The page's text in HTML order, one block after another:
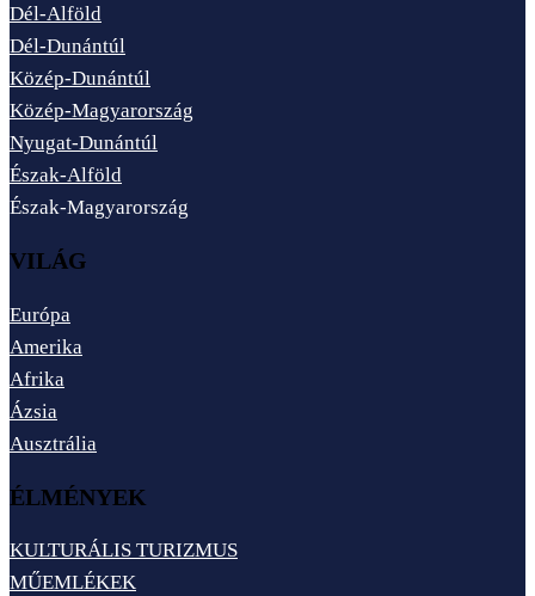
Dél-Alföld
Dél-Dunántúl
Közép-Dunántúl
Közép-Magyarország
Nyugat-Dunántúl
Észak-Alföld
Észak-Magyarország
VILÁG
Európa
Amerika
Afrika
Ázsia
Ausztrália
ÉLMÉNYEK
KULTURÁLIS TURIZMUS
MŰEMLÉKEK